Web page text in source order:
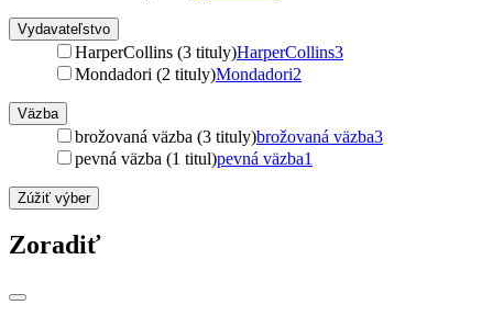
Vydavateľstvo
HarperCollins (3 tituly)HarperCollins3
Mondadori (2 tituly)Mondadori2
Väzba
brožovaná väzba (3 tituly)brožovaná väzba3
pevná väzba (1 titul)pevná väzba1
Zúžiť výber
Zoradiť